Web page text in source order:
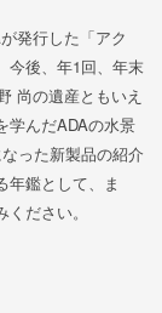
発行した「アク
今後、年1回、年末
尚の遺産ともいえ
学んだADAの水景
った新製品の紹介
年鑑として、ま
ださい。